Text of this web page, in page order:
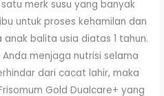
merk susu yang banyak
untuk proses kehamilan dan
balita usia diatas 1 tahun.
menjaga nutrisi selama
dari cacat lahir, maka
Gold Dualcare+ yang